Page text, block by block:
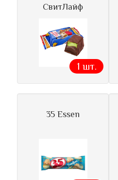
СвитЛайф
1 шт.
35 Essen